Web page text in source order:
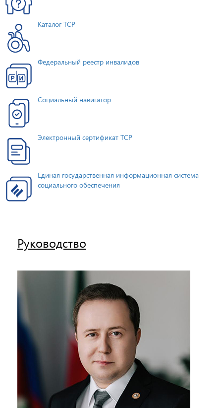
Каталог ТСР
Федеральный реестр инвалидов
Социальный навигатор
Электронный сертификат ТСР
Единая государственная информационная система
социального обеспечения
Руководство